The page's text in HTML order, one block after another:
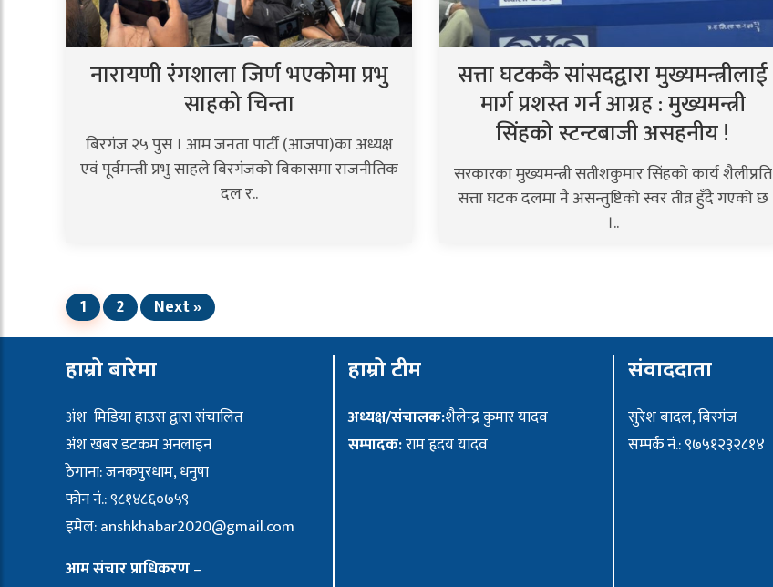
नारायणी रंगशाला जिर्ण भएकोमा प्रभु
साहको चिन्ता
बिरगंज २५ पुस । आम जनता पार्टी (आजपा)का अध्यक्ष
एवं पूर्वमन्त्री प्रभु साहले बिरगंजको बिकासमा राजनीतिक
दल र..
सत्ता घटककै सांसदद्वारा मुख्यमन्त्रीलाई
मार्ग प्रशस्त गर्न आग्रह : मुख्यमन्त्री
सिंहको स्टन्टबाजी असहनीय !
सरकारका मुख्यमन्त्री सतीशकुमार सिंहको कार्य शैलीप्रति
सत्ता घटक दलमा नै असन्तुष्टिको स्वर तीव्र हुँदै गएको छ
।..
1 2 Next »
हाम्रो बारेमा
अंश मिडिया हाउस द्वारा संचालित
अंश खबर डटकम अनलाइन
ठेगाना: जनकपुरधाम, धनुषा
फोन नं.: ९८१४८६०७५९
इमेल:anshkhabar2020@gmail.com
आम संचार प्राधिकरण–
हाम्रो टीम
अध्यक्ष/संचालक:शैलेन्द्र कुमार यादव
सम्पादक:राम हृदय यादव
संवाददाता
सुरेश बादल, बिरगंज
सम्पर्क नं.: ९७५१२३२८१४